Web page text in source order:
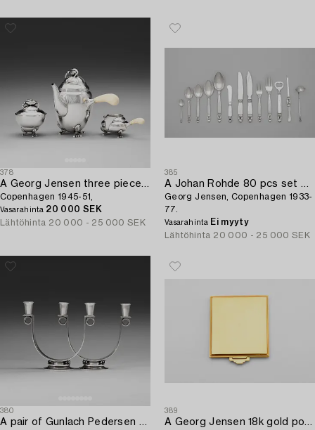
378
A Georg Jensen three pieces of sterling coffee service,
Copenhagen 1945-51,
Vasarahinta 20 000 SEK
Lähtöhinta 20 000 - 25 000 SEK
385
A Johan Rohde 80 pcs set of 'Acorn' flatware,
Georg Jensen, Copenhagen 1933-
77.
Vasarahinta Ei myyty
Lähtöhinta 20 000 - 25 000 SEK
380
A pair of Gunlach Pedersen sterling candelabra,
389
A Georg Jensen 18k gold powder box,